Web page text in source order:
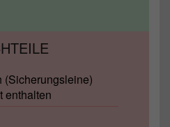
(Sicherungsleine)
enthalten